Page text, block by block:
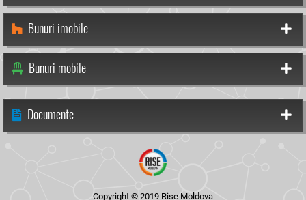
Bunuri imobile
Bunuri mobile
Documente
Copyright © 2019 Rise Moldova